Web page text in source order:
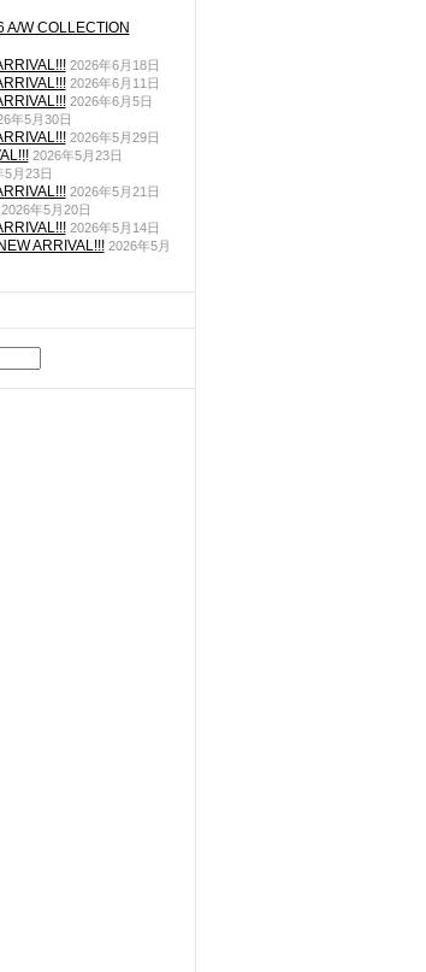
A/W COLLECTION
2026年6月18日
2026年6月11日
2026年6月5日
年5月30日
2026年5月29日
2026年5月23日
5月23日
2026年5月21日
2026年5月20日
2026年5月14日
ARRIVAL!!! 2026年5月